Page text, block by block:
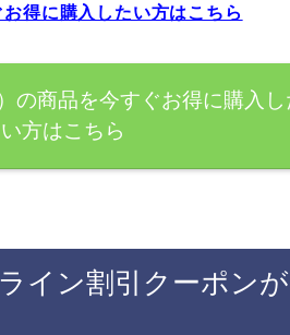
得に購入したい方はこちら
の商品を今すぐお得に購入し
い方はこちら
イン割引クーポン